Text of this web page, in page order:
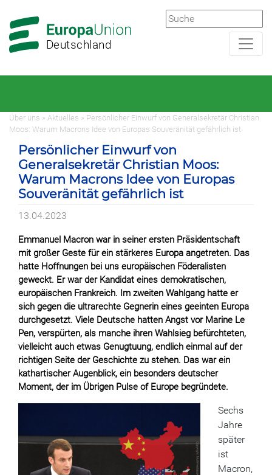
Hauptnavigation
Hauptbereich
Deutschland
Über uns » Aktuelles » Persönlicher Einwurf von Generalsekretär Christian
Moos: Warum Macrons Idee von Europas Souveränität gefährlich ist
Persönlicher Einwurf von
Generalsekretär Christian Moos:
Warum Macrons Idee von Europas
Souveränität gefährlich ist
13.04.2023
Emmanuel Macron war in seiner ersten Präsidentschaft
mit großer Geste für ein stärkeres Europa angetreten. Das
hatte Hoffnungen bei uns europäischen Föderalisten
geweckt. Er war der Kandidat eines demokratischen,
europäischen Frankreich. Im zweiten Wahlgang hatte er
sich gegen die ultrarechte Gegnerin eines geeinten Europa
durchgesetzt. Viele Deutsche hatten Angst vor Marine Le
Pen, verspürten, als manche ihren Wahlsieg befürchteten,
vielleicht auch etwas Genugtuung, endlich einmal auf der
richtigen Seite der Geschichte zu stehen. Das war ein
kathartischer Augenblick, ein besonders deutscher
Moment, der im Übrigen Pulse of Europe begründete.
Sechs
Jahre
später
ist
Macron,